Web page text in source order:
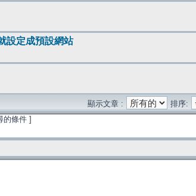
設定成預設網站
顯示文章 :
排序:
的條件 ]